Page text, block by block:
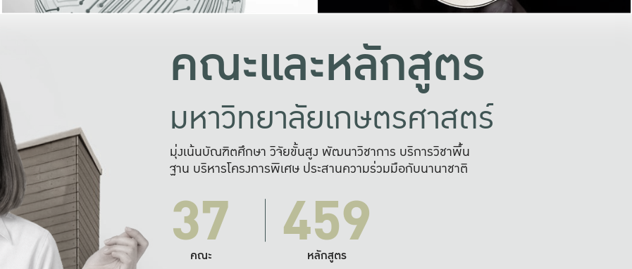
คณะและหลักสูตร
มหาวิทยาลัยเกษตรศาสตร์
มุ่งเน้นบัณฑิตศึกษา วิจัยขั้นสูง พัฒนาวิชาการ บริการวิชาพื้น
ฐาน บริหารโครงการพิเศษ ประสานความร่วมมือกับนานาชาติ
37
คณะ 459
หลักสูตร